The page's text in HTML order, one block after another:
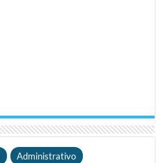
Administrativo